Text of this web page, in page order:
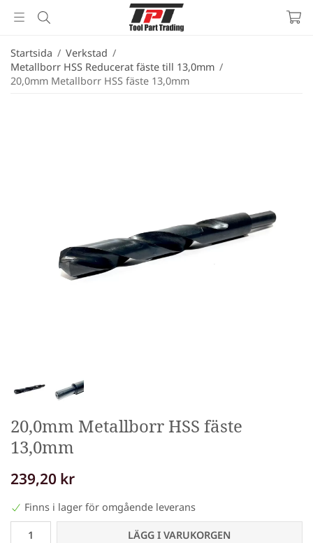
Startsida / Verkstad /
Metallborr HSS Reducerat fäste till 13,0mm /
20,0mm Metallborr HSS fäste 13,0mm
20,0mm Metallborr HSS fäste
13,0mm
239,20 kr
Finns i lager för omgående leverans
LÄGG I VARUKORGEN